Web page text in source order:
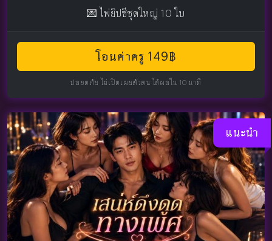
💌 ไพ่ยิปซีชุดใหญ่ 10 ใบ
โอนค่าครู 149฿
ปลอดภัย ไม่เปิดเผยตัวตน ได้ผลใน 10 นาที
แนะนำ